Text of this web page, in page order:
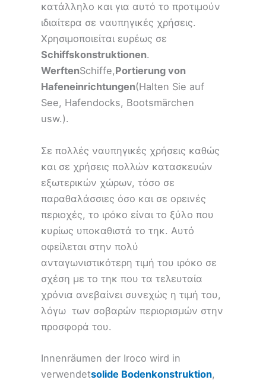
κατάλληλο και για αυτό το προτιμούν
ιδιαίτερα σε ναυπηγικές χρήσεις.
Χρησιμοποιείται ευρέως σε
Schiffskonstruktionen.
WerftenSchiffe,Portierung von
Hafeneinrichtungen(Halten Sie auf
See, Hafendocks, Bootsmärchen
usw.).
Σε πολλές ναυπηγικές χρήσεις καθώς
και σε χρήσεις πολλών κατασκευών
εξωτερικών χώρων, τόσο σε
παραθαλάσσιες όσο και σε ορεινές
περιοχές, το ιρόκο είναι το ξύλο που
κυρίως υποκαθιστά το τηκ. Αυτό
οφείλεται στην πολύ
ανταγωνιστικότερη τιμή του ιρόκο σε
σχέση με το τηκ που τα τελευταία
χρόνια ανεβαίνει συνεχώς η τιμή του,
λόγω των σοβαρών περιορισμών στην
προσφορά του.
Innenräumen der Iroco wird in
verwendetsolide Bodenkonstruktion,